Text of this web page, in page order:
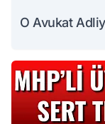
O Avukat